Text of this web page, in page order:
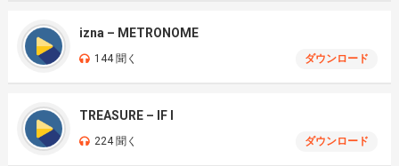
izna – METRONOME
144 聞く ダウンロード
TREASURE – IF I
224 聞く ダウンロード